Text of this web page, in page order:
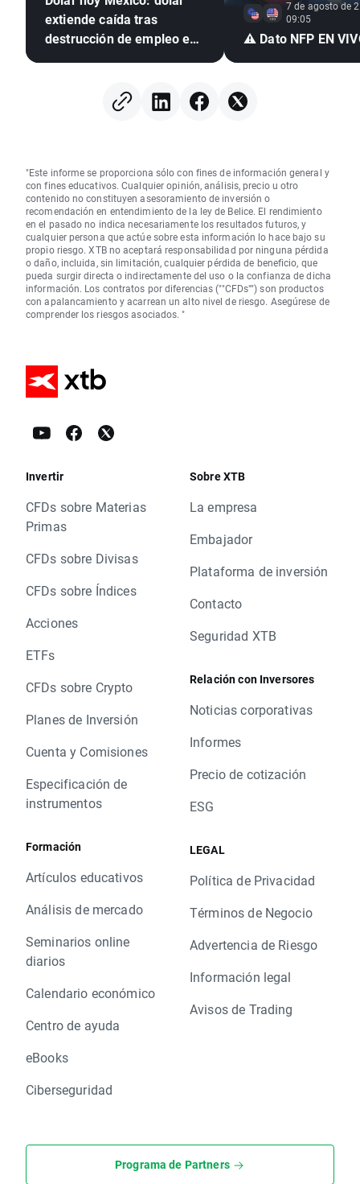
extiende caída tras
destrucción de empleo en
7 de agosto de
09:05
⚠️ Dato NFP EN
"Este informe se proporciona sólo con fines de información general y
con fines educativos. Cualquier opinión, análisis, precio u otro
contenido no constituyen asesoramiento de inversión o
recomendación en entendimiento de la ley de Belice. El rendimiento
en el pasado no indica necesariamente los resultados futuros, y
cualquier persona que actúe sobre esta información lo hace bajo su
propio riesgo. XTB no aceptará responsabilidad por ninguna pérdida
o daño, incluida, sin limitación, cualquier pérdida de beneficio, que
pueda surgir directa o indirectamente del uso o la confianza de dicha
información. Los contratos por diferencias (""CFDs"") son productos
con apalancamiento y acarrean un alto nivel de riesgo. Asegúrese de
comprender los riesgos asociados. "
Invertir
CFDs sobre Materias
Primas
CFDs sobre Divisas
CFDs sobre Índices
Acciones
ETFs
CFDs sobre Crypto
Planes de Inversión
Cuenta y Comisiones
Especificación de
instrumentos
Formación
Artículos educativos
Análisis de mercado
Seminarios online
diarios
Calendario económico
Centro de ayuda
eBooks
Ciberseguridad
Sobre XTB
La empresa
Embajador
Plataforma de inversión
Contacto
Seguridad XTB
Relación con Inversores
Noticias corporativas
Informes
Precio de cotización
ESG
LEGAL
Política de Privacidad
Términos de Negocio
Advertencia de Riesgo
Información legal
Avisos de Trading
Programa de Partners